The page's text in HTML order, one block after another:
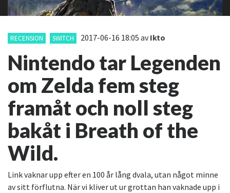
RECENSION SWITCH 2017-06-16 18:05 avIkto
Nintendo tar Legenden
om Zelda fem steg
framåt och noll steg
bakåt i Breath of the
Wild.
Link vaknar upp efter en 100 år lång dvala, utan något minne
av sitt förflutna. När vi kliver ut ur grottan han vaknade upp i